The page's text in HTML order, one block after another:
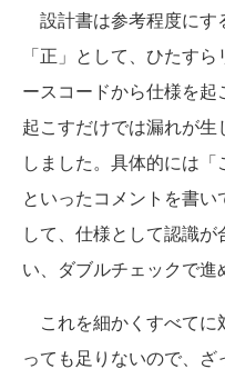
設計書は参考程度にす
「正」として、ひたす
ースコードから仕様を
起こすだけでは漏れが
しました。具体的には「
といったコメントを書
して、仕様として認識
い、ダブルチェックで進
これを細かくすべてに
っても足りないので、